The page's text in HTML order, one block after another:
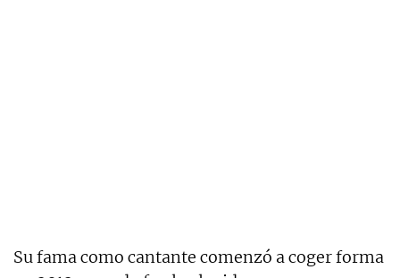
Su fama como cantante comenzó a coger forma